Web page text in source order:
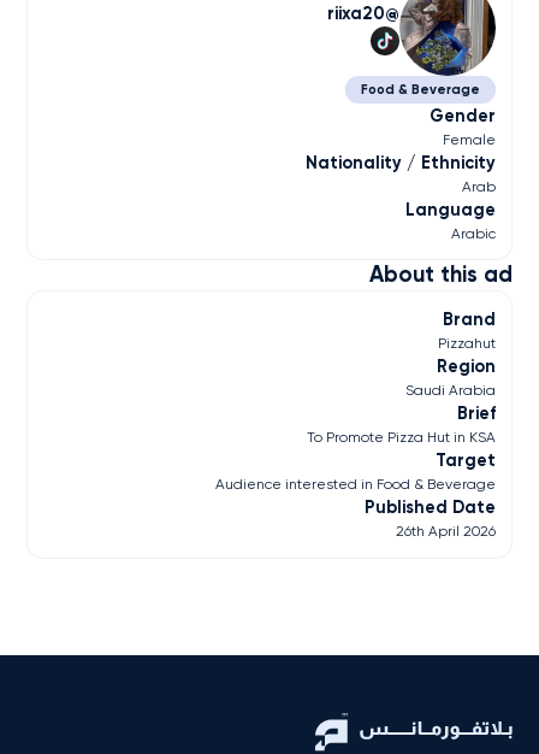
About this ad
Brand
Pizzahut
Region
Saudi Arabia
Brief
To Promote Pizza Hut in KSA
Target
Audience interested in Food & Beverage
Published Date
26th April 2026
riixa20
Food & Beverage
Gender
Female
Nationality / Ethnicity
Arab
Language
Arabic